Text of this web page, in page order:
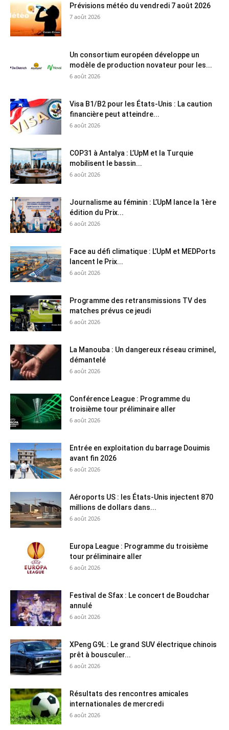
Prévisions météo du vendredi 7 août 2026
7 août 2026
Un consortium européen développe un
modèle de production novateur pour les...
6 août 2026
Visa B1/B2 pour les États-Unis : La caution
financière peut atteindre...
6 août 2026
COP31 à Antalya : L’UpM et la Turquie
mobilisent le bassin...
6 août 2026
Journalisme au féminin : L’UpM lance la 1ère
édition du Prix...
6 août 2026
Face au défi climatique : L’UpM et MEDPorts
lancent le Prix...
6 août 2026
Programme des retransmissions TV des
matches prévus ce jeudi
6 août 2026
La Manouba : Un dangereux réseau criminel,
démantelé
6 août 2026
Conférence League : Programme du
troisième tour préliminaire aller
6 août 2026
Entrée en exploitation du barrage Douimis
avant fin 2026
6 août 2026
Aéroports US : les États-Unis injectent 870
millions de dollars dans...
6 août 2026
Europa League : Programme du troisième
tour préliminaire aller
6 août 2026
Festival de Sfax : Le concert de Boudchar
annulé
6 août 2026
XPeng G9L : Le grand SUV électrique chinois
prêt à bousculer...
6 août 2026
Résultats des rencontres amicales
internationales de mercredi
6 août 2026